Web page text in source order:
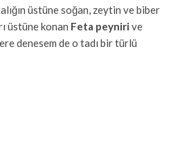
üstüne soğan, zeytin ve biber
üstüne konan Feta peyniri ve
denesem de o tadı bir türlü